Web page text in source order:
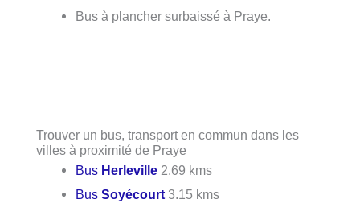
Bus à plancher surbaissé à Praye.
Trouver un bus, transport en commun dans les
villes à proximité de Praye
Bus Herleville 2.69 kms
BusSoyécourt 3.15 kms